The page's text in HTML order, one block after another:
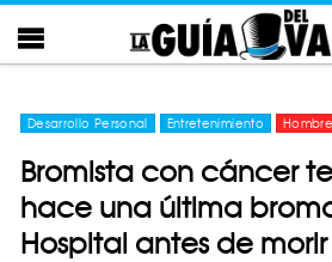
Desarrollo Personal Entretenimiento
Bromista con cáncer
hace una última
Hospital antes de morir